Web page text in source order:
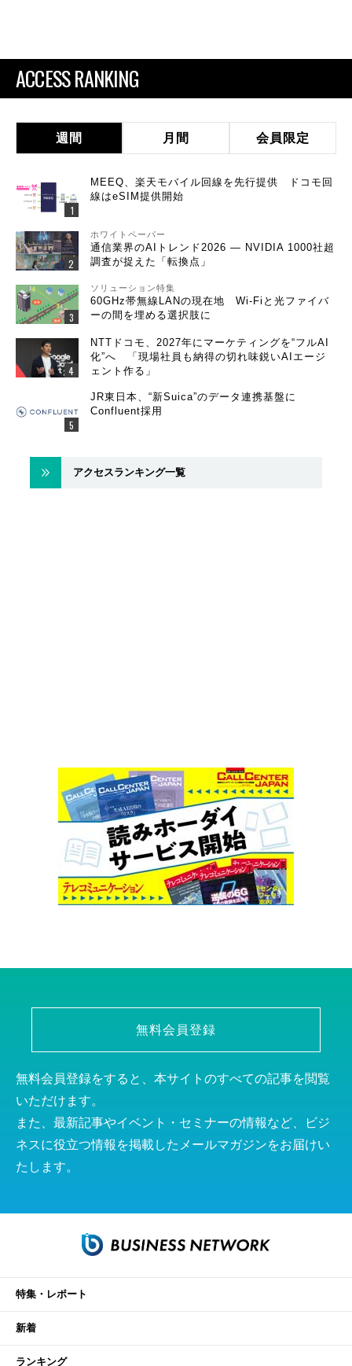
ACCESS RANKING
週間 月間 会員限定
MEEQ、楽天モバイル回線を先行提供 ドコモ回
線はeSIM提供開始
ホワイトペーパー
通信業界のAIトレンド2026 ― NVIDIA 1000社超
調査が捉えた「転換点」
ソリューション特集
60GHz帯無線LANの現在地 Wi-Fiと光ファイバ
ーの間を埋める選択肢に
NTTドコモ、2027年にマーケティングを“フルAI
化”へ 「現場社員も納得の切れ味鋭いAIエージ
ェント作る」
JR東日本、“新Suica”のデータ連携基盤に
Confluent採用
アクセスランキング一覧
無料会員登録
無料会員登録をすると、本サイトのすべての記事を閲覧
いただけます。
また、最新記事やイベント・セミナーの情報など、ビジ
ネスに役立つ情報を掲載したメールマガジンをお届けい
たします。
特集・レポート
新着
ランキング